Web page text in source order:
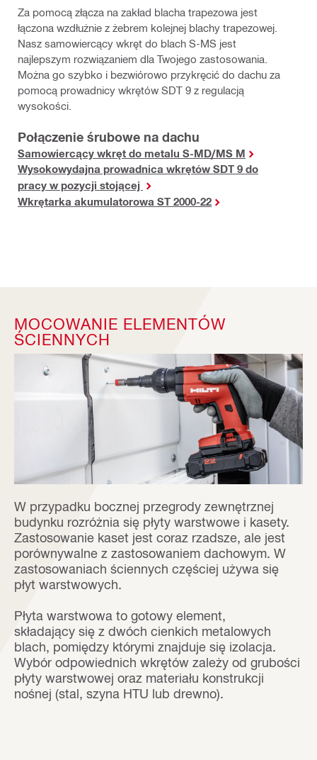
Za pomocą złącza na zakład blacha trapezowa jest
łączona wzdłużnie z żebrem kolejnej blachy trapezowej.
Nasz samowiercący wkręt do blach S-MS jest
najlepszym rozwiązaniem dla Twojego zastosowania.
Można go szybko i bezwiórowo przykręcić do dachu za
pomocą prowadnicy wkrętów SDT 9 z regulacją
wysokości.
Połączenie śrubowe na dachu
Samowiercący wkręt do metalu S-MD/MS M
Wysokowydajna prowadnica wkrętów SDT 9 do
pracy w pozycji stojącej
Wkrętarka akumulatorowa ST 2000-22
MOCOWANIE ELEMENTÓW
ŚCIENNYCH
W przypadku bocznej przegrody zewnętrznej
budynku rozróżnia się płyty warstwowe i kasety.
Zastosowanie kaset jest coraz rzadsze, ale jest
porównywalne z zastosowaniem dachowym. W
zastosowaniach ściennych częściej używa się
płyt warstwowych.
Płyta warstwowa to gotowy element,
składający się z dwóch cienkich metalowych
blach, pomiędzy którymi znajduje się izolacja.
Wybór odpowiednich wkrętów zależy od grubości
płyty warstwowej oraz materiału konstrukcji
nośnej (stal, szyna HTU lub drewno).